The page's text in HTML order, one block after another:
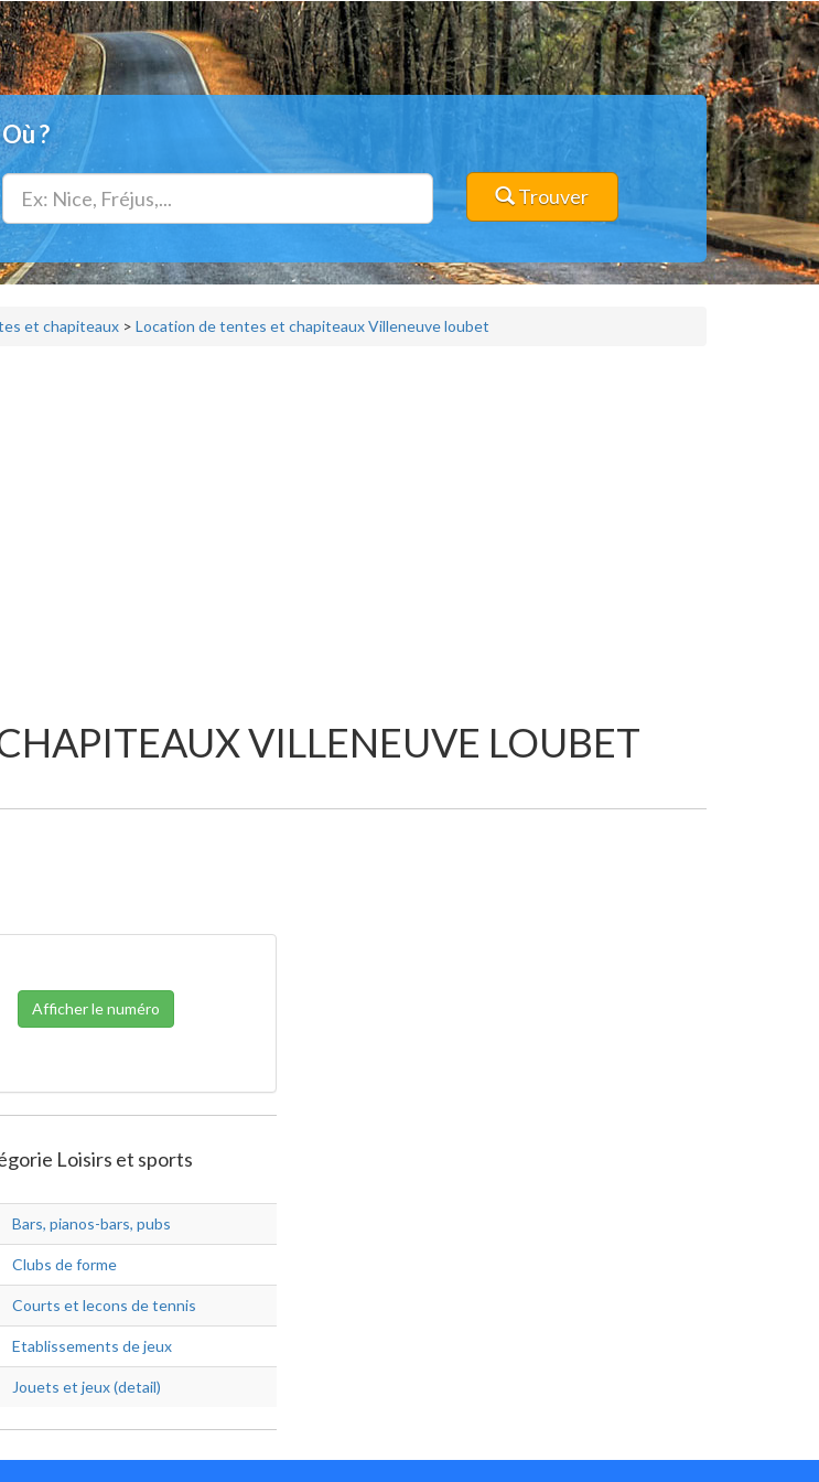
Où ?
Trouver
et chapiteaux > Location de tentes et chapiteaux Villeneuve loubet
VILLENEUVE LOUBET
Afficher le numéro
Loisirs et sports
Bars, pianos-bars, pubs
Clubs de forme
Courts et lecons de tennis
Etablissements de jeux
Jouets et jeux (detail)